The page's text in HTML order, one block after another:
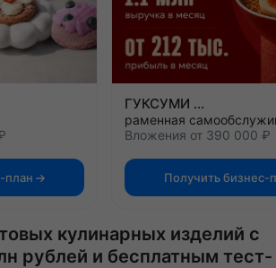
план
ГУКСУМИ
раменная
Вложения от 390 000 ₽
Получить бизнес-
кулинарных изделий с
рублей и бесплатным тест-